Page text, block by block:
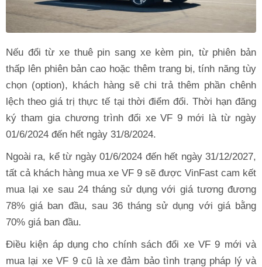
Nếu đổi từ xe thuê pin sang xe kèm pin, từ phiên bản
thấp lên phiên bản cao hoặc thêm trang bị, tính năng tùy
chọn (option), khách hàng sẽ chi trả thêm phần chênh
lệch theo giá trị thực tế tại thời điểm đổi. Thời hạn đăng
ký tham gia chương trình đổi xe VF 9 mới là từ ngày
01/6/2024 đến hết ngày 31/8/2024.
Ngoài ra, kể từ ngày 01/6/2024 đến hết ngày 31/12/2027,
tất cả khách hàng mua xe VF 9 sẽ được VinFast cam kết
mua lại xe sau 24 tháng sử dụng với giá tương đương
78% giá ban đầu, sau 36 tháng sử dụng với giá bằng
70% giá ban đầu.
Điều kiện áp dụng cho chính sách đổi xe VF 9 mới và
mua lại xe VF 9 cũ là xe đảm bảo tình trạng pháp lý và